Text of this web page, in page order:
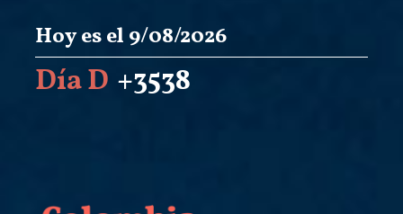
Hoy es el 9/08/2026
Día D +3538